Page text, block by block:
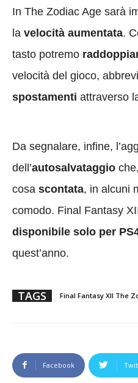
In The Zodiac Age sarà
la velocità aumentata.
tasto potremo
velocità del gioco,
spostamenti attraverso
Da segnalare, infine,
dell’autosalvataggio
cosa scontata, in alcuni
comodo. Final Fantasy
disponibile solo per
quest’anno.
TAGS Final Fantasy XII The
Facebook